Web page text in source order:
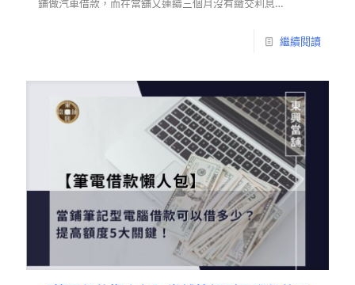
鋪做汽車借款，而在當舖又連續三個月沒有繳交利息…
繼續閱讀